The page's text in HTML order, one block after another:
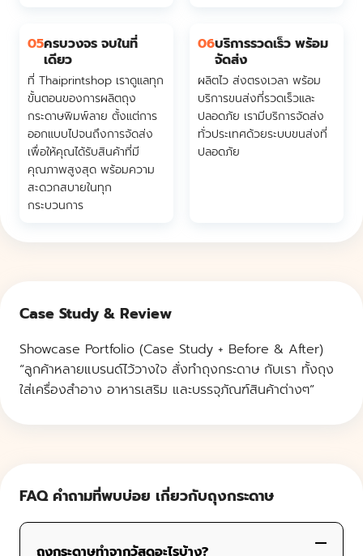
05ครบวงจร จบในที่
เดียว
ที่ Thaiprintshop เราดูแลทุก
ขั้นตอนของการผลิตถุง
กระดาษพิมพ์ลาย ตั้งแต่การ
ออกแบบไปจนถึงการจัดส่ง
เพื่อให้คุณได้รับสินค้าที่มี
คุณภาพสูงสุด พร้อมความ
สะดวกสบายในทุก
กระบวนการ
06บริการรวดเร็ว พร้อม
จัดส่ง
ผลิตไว ส่งตรงเวลา พร้อม
บริการขนส่งที่รวดเร็วและ
ปลอดภัย เรามีบริการจัดส่ง
ทั่วประเทศด้วยระบบขนส่งที่
ปลอดภัย
Case Study & Review
Showcase Portfolio (Case Study + Before & After)
“ลูกค้าหลายแบรนด์ไว้วางใจ สั่งทําถุงกระดาษ กับเรา ทั้งถุง
ใส่เครื่องสำอาง อาหารเสริม และบรรจุภัณฑ์สินค้าต่างๆ”
FAQ คำถามที่พบบ่อย เกี่ยวกับถุงกระดาษ
ถุงกระดาษทำจากวัสดุอะไรบ้าง?